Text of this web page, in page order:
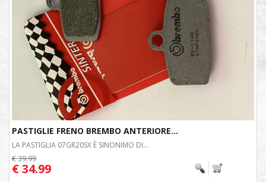
PASTIGLIE FRENO BREMBO ANTERIORE...
LA PASTIGLIA 07GR20SX È SINONIMO DI...
€ 39.99
€ 34.99